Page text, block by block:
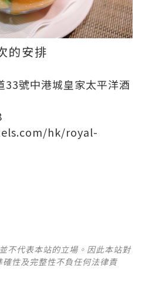
的安排
33號中港城皇家太平洋酒
hk/royal-
不代表本站的立場。因此本站對
性及完整性不負任何法律責